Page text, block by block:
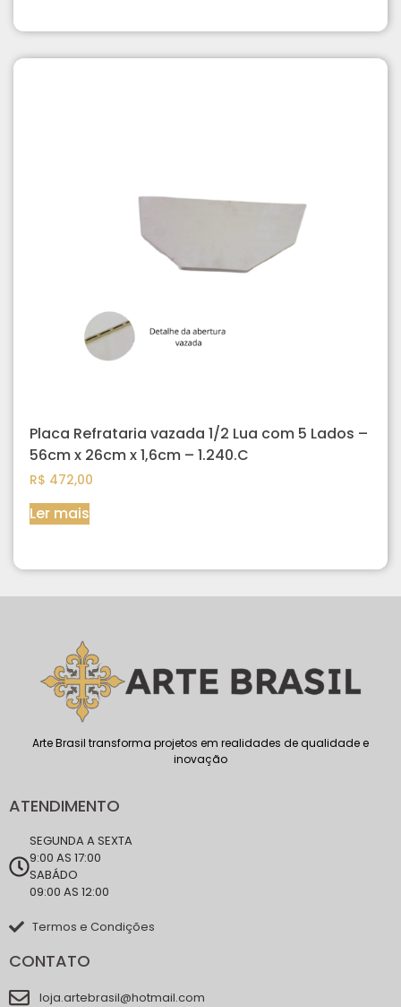
Placa Refrataria vazada 1/2 Lua com 5 Lados –
56cm x 26cm x 1,6cm – 1.240.C
R$ 472,00
Ler mais
Arte Brasil transforma projetos em realidades de qualidade e
inovação
ATENDIMENTO
SEGUNDA A SEXTA
9:00 AS 17:00
SABÁDO
09:00 AS 12:00
Termos e Condições
CONTATO
loja.artebrasil@hotmail.com